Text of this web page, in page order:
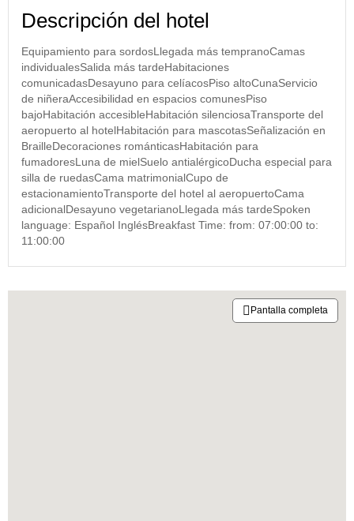
Descripción del hotel
Equipamiento para sordosLlegada más tempranoCamas
individualesSalida más tardeHabitaciones
comunicadasDesayuno para celíacosPiso altoCunaServicio
de niñeraAccesibilidad en espacios comunesPiso
bajoHabitación accesibleHabitación silenciosaTransporte del
aeropuerto al hotelHabitación para mascotasSeñalización en
BrailleDecoraciones románticasHabitación para
fumadoresLuna de mielSuelo antialérgicoDucha especial para
silla de ruedasCama matrimonialCupo de
estacionamientoTransporte del hotel al aeropuertoCama
adicionalDesayuno vegetarianoLlegada más tardeSpoken
language: Español InglésBreakfast Time: from: 07:00:00 to:
11:00:00
Pantalla completa